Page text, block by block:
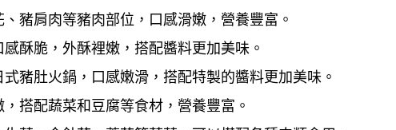
豬肩肉等豬肉部位，口感滑嫩，營養豐富。
酥脆，外酥裡嫩，搭配醬料更加美味。
豬肚火鍋，口感嫩滑，搭配特製的醬料更加美味。
搭配蔬菜和豆腐等食材，營養豐富。